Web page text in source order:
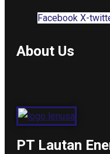
Facebook X-
About Us
PT Lautan